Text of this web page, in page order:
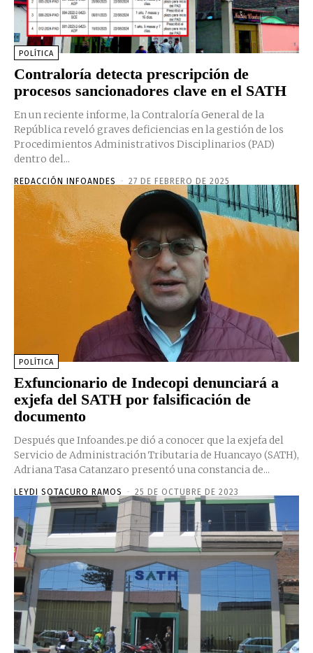
POLÍTICA
Contraloría detecta prescripción de
procesos sancionadores clave en el SATH
En un reciente informe, la Contraloría General de la
República reveló graves deficiencias en la gestión de los
Procedimientos Administrativos Disciplinarios (PAD)
dentro del...
REDACCIÓN INFOANDES - 27 DE FEBRERO DE 2025
POLÍTICA
Exfuncionario de Indecopi denunciará a
exjefa del SATH por falsificación de
documento
Después que Infoandes.pe dió a conocer que la exjefa del
Servicio de Administración Tributaria de Huancayo (SATH),
Adriana Tasa Catanzaro presentó una constancia de...
LEYDI SOTACURO RAMOS - 25 DE OCTUBRE DE 2023